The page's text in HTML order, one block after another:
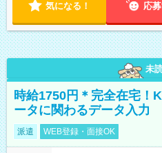
気になる！ 応
未
時給1750円＊完全在宅！
ータに関わるデータ入力
派遣 WEB登録・面接OK